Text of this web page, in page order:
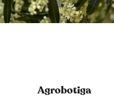
Agrobotiga